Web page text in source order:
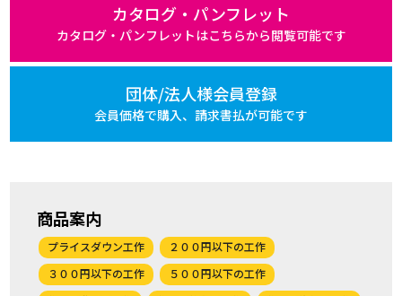
カタログ・パンフレット
カタログ・パンフレットはこちらから閲覧可能です
団体/法人様会員登録
会員価格で購入、 請求書払が可能です
商品案内
プライスダウン工作
２００円以下の工作
３００円以下の工作
５００円以下の工作